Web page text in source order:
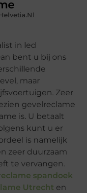
in led
bent u bij ons
maar
Zeer
gevelreclame
is. U betaalt
kunt u er
is namelijk
zeer duurzaam
te vervangen.
spandoek
Utrecht en